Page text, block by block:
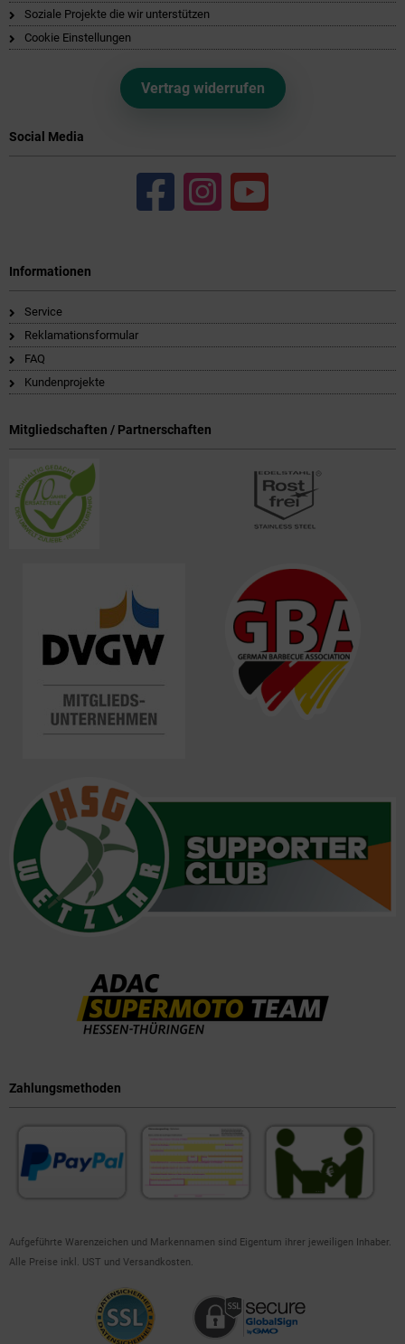
Soziale Projekte die wir unterstützen
Cookie Einstellungen
Vertrag widerrufen
Social Media
Informationen
Service
Reklamationsformular
FAQ
Kundenprojekte
Mitgliedschaften / Partnerschaften
Zahlungsmethoden
Aufgeführte Warenzeichen und Markennamen sind Eigentum ihrer jeweiligen Inhaber.
Alle Preise inkl. UST und Versandkosten.